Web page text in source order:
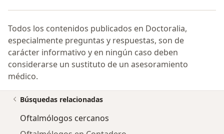
Todos los contenidos publicados en Doctoralia,
especialmente preguntas y respuestas, son de
carácter informativo y en ningún caso deben
considerarse un sustituto de un asesoramiento
médico.
Búsquedas relacionadas
Oftalmólogos cercanos